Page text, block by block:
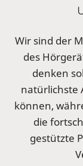
Wir sind der
des
denken
natürlichste
können,
die
gestützte